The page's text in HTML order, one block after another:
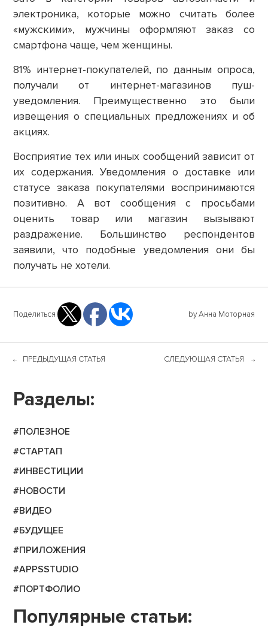
электроника, которые можно считать более
«мужскими», мужчины оформляют заказ со
смартфона чаще, чем женщины.
81% интернет-покупателей, по данным опроса,
получали от интернет-магазинов пуш-
уведомления. Преимущественно это были
извещения о специальных предложениях и об
акциях.
Восприятие тех или иных сообщений зависит от
их содержания. Уведомления о доставке или
статусе заказа покупателями воспринимаются
позитивно. А вот сообщения с просьбами
оценить товар или магазин вызывают
раздражение. Большинство респондентов
заявили, что подобные уведомления они бы
получать не хотели.
Поделиться by Анна Моторная
ПРЕДЫДУЩАЯ СТАТЬЯ СЛЕДУЮЩАЯ СТАТЬЯ
Разделы:
#ПОЛЕЗНОЕ
#СТАРТАП
#ИНВЕСТИЦИИ
#НОВОСТИ
#ВИДЕО
#БУДУЩЕЕ
#ПРИЛОЖЕНИЯ
#APPSSTUDIO
#ПОРТФОЛИО
Популярные статьи: